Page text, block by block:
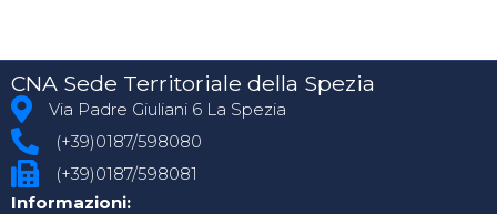
CNA Sede Territoriale della Spezia
Via Padre Giuliani 6 La Spezia
(+39)0187/598080
(+39)0187/598081
Informazioni: